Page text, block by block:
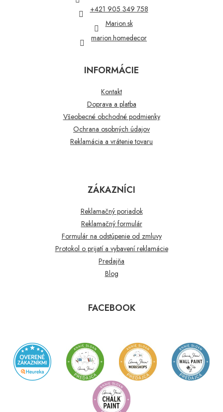
+421 905 349 758
Marion.sk
marion.homedecor
INFORMÁCIE
Kontakt
Doprava a platba
Všeobecné obchodné podmienky
Ochrana osobných údajov
Reklamácia a vrátenie tovaru
ZÁKAZNÍCI
Reklamačný poriadok
Reklamačný formulár
Formulár na odstúpenie od zmluvy
Protokol o prijatí a vybavení reklamácie
Predajňa
Blog
FACEBOOK